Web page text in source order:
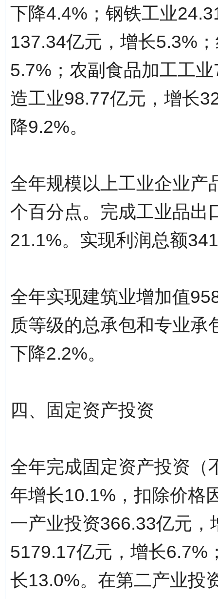
下降4.4%；钢铁工业
137.34亿元，增长5.3%
5.7%；农副食品加工工
造工业98.77亿元，增长
降9.2%。
全年规模以上工业企业产
个百分点。完成工业品出
21.1%。实现利润总额
全年实现建筑业增加值
质等级的总承包和专业
下降2.2%。
四、固定资产投资
全年完成固定资产投资（
年增长10.1%，扣除价格
一产业投资366.33亿元
5179.17亿元，增长6.7%
长13.0%。在第二产业投